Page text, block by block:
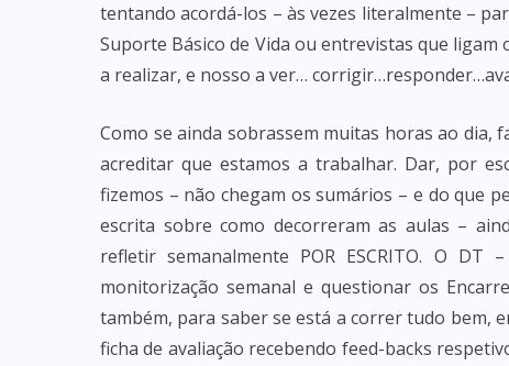
tentando acordá-los – às vezes literalmente –
Suporte Básico de Vida ou entrevistas que
a realizar, e nosso a ver…
Como se ainda sobrassem muitas horas ao dia,
acreditar que estamos a trabalhar. Dar, por
fizemos – não chegam os sumários – e do que
escrita sobre como decorreram as aulas –
refletir semanalmente POR ESCRITO. O
monitorização semanal e questionar os
também, para saber se está a correr tudo bem,
ficha de avaliação recebendo feed-backs